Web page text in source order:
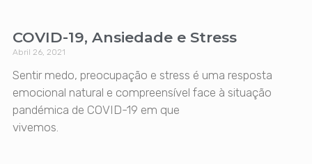
COVID-19, Ansiedade e Stress
Abril 26, 2021
Sentir medo, preocupação e stress é uma resposta
emocional natural e compreensível face à situação
pandémica de COVID-19 em que
vivemos.